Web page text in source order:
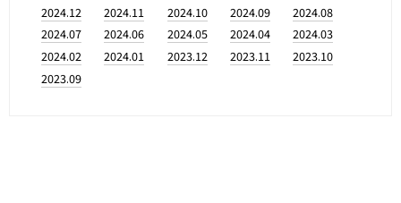
2024.12
2024.11 2024.10 2024.09
2024.08
2024.07
2024.06 2024.05 2024.04
2024.03
2024.02
2024.01 2023.12 2023.11
2023.10
2023.09